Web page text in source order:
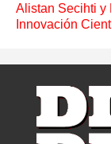
Alistan Secihti y
Innovación